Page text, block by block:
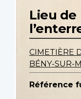
Lieu de
CIMETIÈRE
BÉNY-SUR-
Référence